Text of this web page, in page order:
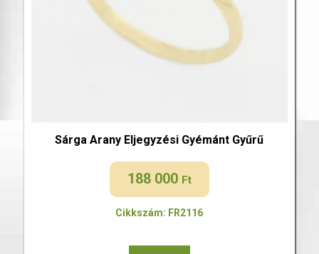
Sárga Arany Eljegyzési Gyémánt Gyűrű
188 000 Ft
Cikkszám: FR2116